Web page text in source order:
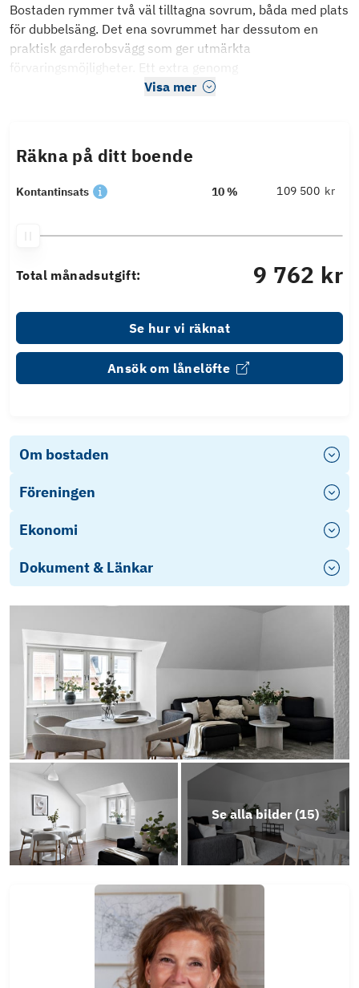
Bostaden rymmer två väl tilltagna sovrum, båda med plats
för dubbelsäng. Det ena sovrummet har dessutom en
praktisk garderobsvägg som ger utmärkta
förvaringsmöjligheter. Ett extra genomg
Visa mer
Räkna på ditt boende
Kontantinsats 10 % kr
Total månadsutgift: 9 762 kr
Se hur vi räknat
Ansök om lånelöfte
Om bostaden
Föreningen
Ekonomi
Dokument & Länkar
Play
Se alla bilder (15)